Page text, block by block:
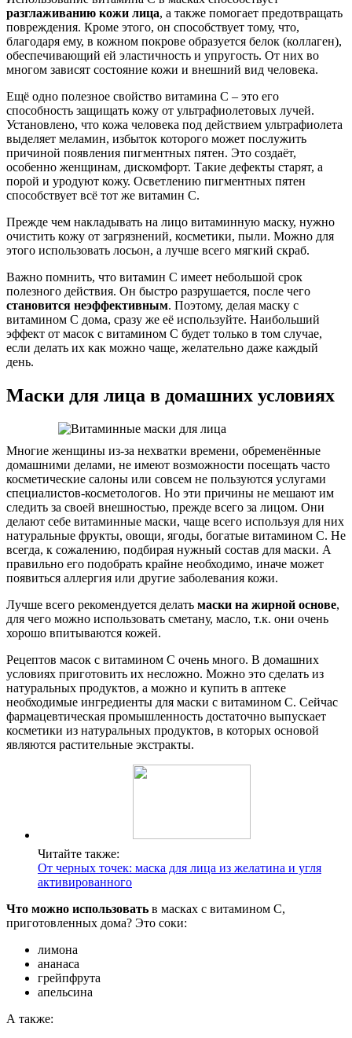
разглаживанию кожи лица, а также помогает предотвращать
повреждения. Кроме этого, он способствует тому, что,
благодаря ему, в кожном покрове образуется белок (коллаген),
обеспечивающий ей эластичность и упругость. От них во
многом зависят состояние кожи и внешний вид человека.
Ещё одно полезное свойство витамина С – это его
способность защищать кожу от ультрафиолетовых лучей.
Установлено, что кожа человека под действием ультрафиолета
выделяет меламин, избыток которого может послужить
причиной появления пигментных пятен. Это создаёт,
особенно женщинам, дискомфорт. Такие дефекты старят, а
порой и уродуют кожу. Осветлению пигментных пятен
способствует всё тот же витамин С.
Прежде чем накладывать на лицо витаминную маску, нужно
очистить кожу от загрязнений, косметики, пыли. Можно для
этого использовать лосьон, а лучше всего мягкий скраб.
Важно помнить, что витамин С имеет небольшой срок
полезного действия. Он быстро разрушается, после чего
становится неэффективным. Поэтому, делая маску с
витамином С дома, сразу же её используйте. Наибольший
эффект от масок с витамином С будет только в том случае,
если делать их как можно чаще, желательно даже каждый
день.
Маски для лица в домашних условиях
Многие женщины из-за нехватки времени, обременённые
домашними делами, не имеют возможности посещать часто
косметические салоны или совсем не пользуются услугами
специалистов-косметологов. Но эти причины не мешают им
следить за своей внешностью, прежде всего за лицом. Они
делают себе витаминные маски, чаще всего используя для них
натуральные фрукты, овощи, ягоды, богатые витамином С. Не
всегда, к сожалению, подбирая нужный состав для маски. А
правильно его подобрать крайне необходимо, иначе может
появиться аллергия или другие заболевания кожи.
Лучше всего рекомендуется делать маски на жирной основе,
для чего можно использовать сметану, масло, т.к. они очень
хорошо впитываются кожей.
Рецептов масок с витамином С очень много. В домашних
условиях приготовить их несложно. Можно это сделать из
натуральных продуктов, а можно и купить в аптеке
необходимые ингредиенты для маски с витамином С. Сейчас
фармацевтическая промышленность достаточно выпускает
косметики из натуральных продуктов, в которых основой
являются растительные экстракты.
Читайте также:
От черных точек: маска для лица из желатина и угля
активированного
Что можно использовать в масках с витамином С,
приготовленных дома? Это соки:
лимона
ананаса
грейпфрута
апельсина
А также: